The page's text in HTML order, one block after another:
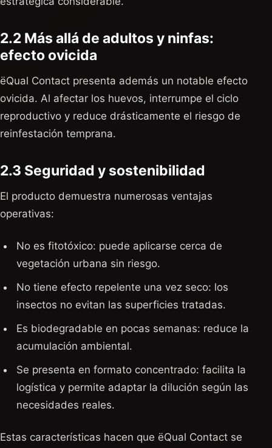
2.2 Más allá de adultos y ninfas:
efecto ovicida
ëQual Contact presenta además un notable efecto
ovicida. Al afectar los huevos, interrumpe el ciclo
reproductivo y reduce drásticamente el riesgo de
reinfestación temprana.
2.3 Seguridad y sostenibilidad
El producto demuestra numerosas ventajas
operativas:
No es fitotóxico: puede aplicarse cerca de
vegetación urbana sin riesgo.
No tiene efecto repelente una vez seco: los
insectos no evitan las superficies tratadas.
Es biodegradable en pocas semanas: reduce la
acumulación ambiental.
Se presenta en formato concentrado: facilita la
logística y permite adaptar la dilución según las
necesidades reales.
Estas características hacen que ëQual Contact se